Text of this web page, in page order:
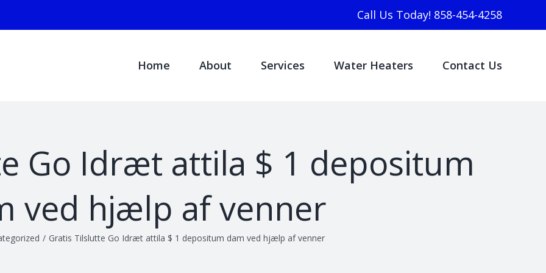
Call Us Today! 858-454-4258
Search
Home About Services Water Heaters Contact Us
Go Idræt attila $ 1 depositum
ved hjælp af venner
/ Gratis Tilslutte Go Idræt attila $ 1 depositum dam ved hjælp af venner